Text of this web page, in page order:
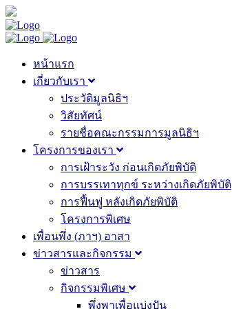
หน้าแรก
เกี่ยวกับเรา
ประวัติมูลนิธิฯ
วิสัยทัศน์
รายชื่อคณะกรรมการมูลนิธิฯ
โครงการของเรา
การเฝ้าระวัง ก่อนเกิดภัยพิบัติ
การบรรเทาทุกข์ ระหว่างเกิดภัยพิบัติ
การฟื้นฟู หลังเกิดภัยพิบัติ
โครงการพิเศษ
เพื่อนพึ่ง (ภาฯ) อาสา
ข่าวสารและกิจกรรม
ข่าวสาร
กิจกรรมพิเศษ
พึ่งพาเพื่อแบ่งปัน